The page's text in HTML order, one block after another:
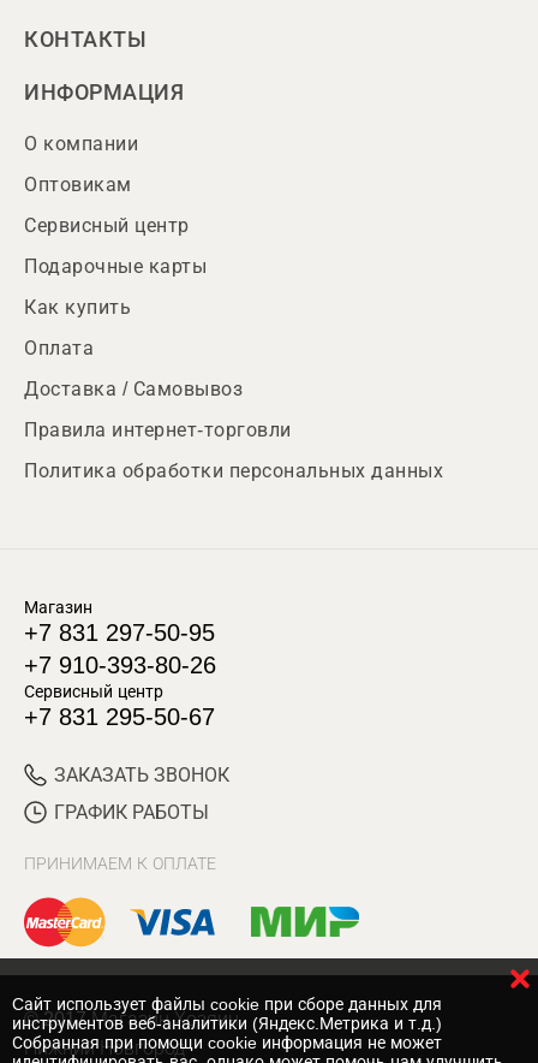
КОНТАКТЫ
ИНФОРМАЦИЯ
О компании
Оптовикам
Сервисный центр
Подарочные карты
Как купить
Оплата
Доставка / Самовывоз
Правила интернет-торговли
Политика обработки персональных данных
Магазин
+7 831 297-50-95
+7 910-393-80-26
Сервисный центр
+7 831 295-50-67
ЗАКАЗАТЬ ЗВОНОК
ГРАФИК РАБОТЫ
ПРИНИМАЕМ К ОПЛАТЕ
© 2017 Магазин Хозяин
Нижний Новгород
Cайт использует файлы cookie при сборе данных для
инструментов веб-аналитики (Яндекс.Метрика и т.д.)
Собранная при помощи cookie информация не может